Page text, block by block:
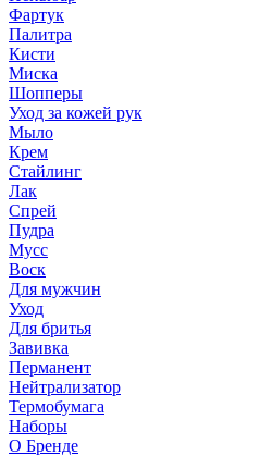
Фартук
Палитра
Кисти
Миска
Шопперы
Уход за кожей рук
Мыло
Крем
Стайлинг
Лак
Спрей
Пудра
Мусс
Воск
Для мужчин
Уход
Для бритья
Завивка
Перманент
Нейтрализатор
Термобумага
Наборы
О Бренде